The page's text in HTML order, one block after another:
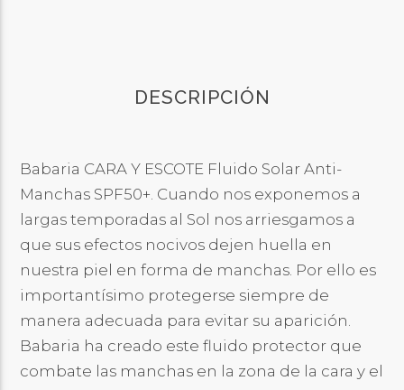
DESCRIPCIÓN
Babaria CARA Y ESCOTE Fluido Solar Anti-
Manchas SPF50+. Cuando nos exponemos a
largas temporadas al Sol nos arriesgamos a
que sus efectos nocivos dejen huella en
nuestra piel en forma de manchas. Por ello es
importantísimo protegerse siempre de
manera adecuada para evitar su aparición.
Babaria ha creado este fluido protector que
combate las manchas en la zona de la cara y el